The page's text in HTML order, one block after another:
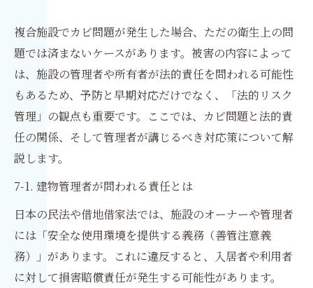
複合施設でカビ問題が発生した場合、ただの衛生上の問
題では済まないケースがあります。被害の内容によって
は、施設の管理者や所有者が法的責任を問われる可能性
もあるため、予防と早期対応だけでなく、「法的リスク
管理」の観点も重要です。ここでは、カビ問題と法的責
任の関係、そして管理者が講じるべき対応策について解
説します。
7-1. 建物管理者が問われる責任とは
日本の民法や借地借家法では、施設のオーナーや管理者
には「安全な使用環境を提供する義務（善管注意義
務）」があります。これに違反すると、入居者や利用者
に対して損害賠償責任が発生する可能性があります。